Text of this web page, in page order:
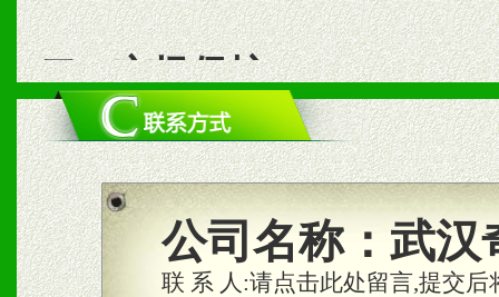
二、市场保护
1、统一市场价格；建立全
商利润。
2、区域独家经营；建立区
合作关系。公司名称： 武汉
联 系 人:请点击此处留言,提交